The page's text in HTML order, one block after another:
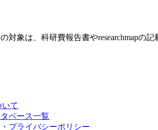
対象は、科研費報告書やresearchmapの
て
ベース一覧
プライバシーポリシー